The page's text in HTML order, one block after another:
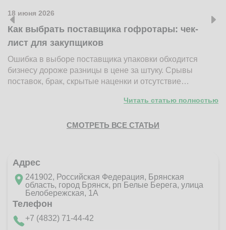
18 июня 2026
Как выбрать поставщика гофротары: чек-
лист для закупщиков
Ошибка в выборе поставщика упаковки обходится
бизнесу дороже разницы в цене за штуку. Срывы
поставок, брак, скрытые наценки и отсутствие…
Читать статью полностью
СМОТРЕТЬ ВСЕ СТАТЬИ
Адрес
241902, Российская Федерация, Брянская
область, город Брянск, рп Белые Берега, улица
Белобережская, 1А
Телефон
+7 (4832) 71-44-42